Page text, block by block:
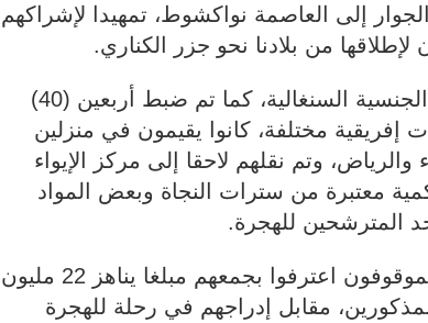
إلى العاصمة نواكشوط، تمهيدا لإشراكهم
من بلادنا نحو جزر الكناري.
وتم توقيف متهمين اثنين من الجنسية السنغالية، كما تم ضبط أربعين (40)
مختلفة، كانوا يقيمون في منزلين
وتم نقلهم لاحقا إلى مركز الإيواء
معتبرة من سترات النجاة وبعض المواد
المترشحين للهجرة.
ووأضاف إيجاز الشرطة ان الموقوفون اعترفوا بجمعهم مبلغا يناهز 22 مليون
مقابل إدراجهم في رحلة للهجرة